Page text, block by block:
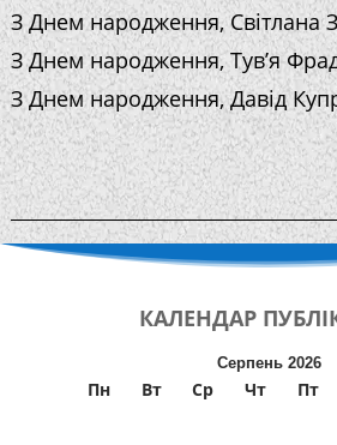
З Днем народження, Світлана
З Днем народження, Тув’я
З Днем народження, Давід
КАЛЕНДАР
Серпень 2026
Пн Вт Ср Чт Пт